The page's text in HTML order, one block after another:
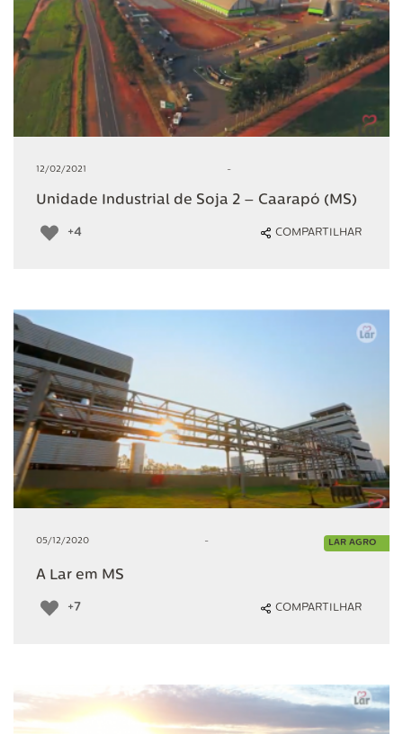
12/02/2021 -
Unidade Industrial de Soja 2 – Caarapó (MS)
+4 COMPARTILHAR
05/12/2020 - LAR AGRO
A Lar em MS
+7 COMPARTILHAR